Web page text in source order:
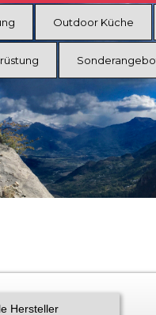
Outdoor Küche